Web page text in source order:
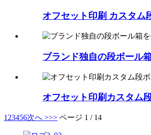
オフセット印刷 カスタム
ブランド独自の段ボール
オフセット印刷カスタム
1 23456次へ >>> ページ 1 / 14